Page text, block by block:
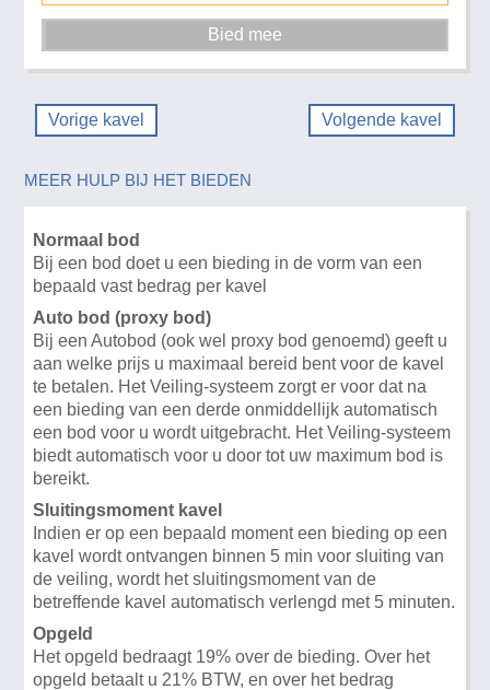
Vorige kavel Volgende kavel
MEER HULP BIJ HET BIEDEN
Normaal bod
Bij een bod doet u een bieding in de vorm van een
bepaald vast bedrag per kavel
Auto bod (proxy bod)
Bij een Autobod (ook wel proxy bod genoemd) geeft u
aan welke prijs u maximaal bereid bent voor de kavel
te betalen. Het Veiling-systeem zorgt er voor dat na
een bieding van een derde onmiddellijk automatisch
een bod voor u wordt uitgebracht. Het Veiling-systeem
biedt automatisch voor u door tot uw maximum bod is
bereikt.
Sluitingsmoment kavel
Indien er op een bepaald moment een bieding op een
kavel wordt ontvangen binnen 5 min voor sluiting van
de veiling, wordt het sluitingsmoment van de
betreffende kavel automatisch verlengd met 5 minuten.
Opgeld
Het opgeld bedraagt 19% over de bieding. Over het
opgeld betaalt u 21% BTW, en over het bedrag